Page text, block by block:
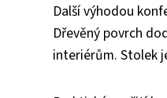
Další výhodou
Dřevěný povrch
interiérům. Stolek